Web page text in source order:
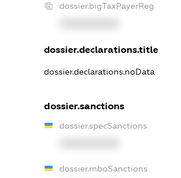
dossier.bigTaxPayerReg
dossier.declarations.title
dossier.declarations.noData
dossier.sanctions
dossier.specSanctions
dossier.rnboSanctions